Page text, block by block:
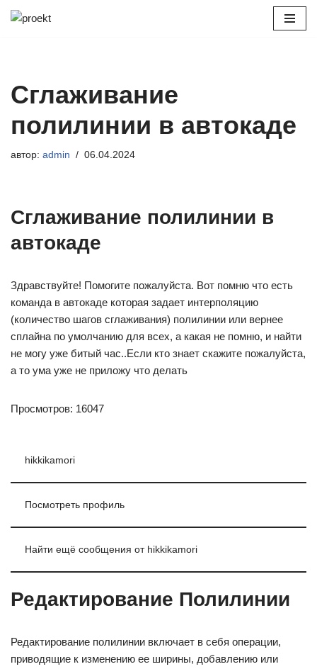
Сглаживание
полилинии в автокаде
автор: admin 06.04.2024
Сглаживание полилинии в
автокаде
Здравствуйте! Помогите пожалуйста. Вот помню что есть
команда в автокаде которая задает интерполяцию
(количество шагов сглаживания) полилинии или вернее
сплайна по умолчанию для всех, а какая не помню, и найти
не могу уже битый час..Если кто знает скажите пожалуйста,
а то ума уже не приложу что делать
Просмотров: 16047
hikkikamori
Посмотреть профиль
Найти ещё сообщения от hikkikamori
Редактирование Полилинии
Редактирование полилинии включает в себя операции,
приводящие к изменению ее ширины, добавлению или